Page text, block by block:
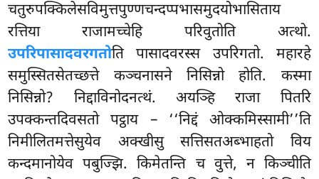
चतुरुपक्किलेसविमुत्तपुण्णचन्दप्पभासमुदयोभासिताय
रत्तिया राजामच्चेहि परिवुतोति अत्थो.
उपरिपासादवरगतोति पासादवरस्स उपरिगतो. महारहे
समुस्सितसेतच्छत्ते कञ्चनासने निसिन्नो होति. कस्मा
निसिन्नो? निद्दाविनोदनत्थं. अयञ्हि राजा पितरि
उपक्कन्तदिवसतो पट्ठाय – ‘‘निद्दं ओक्कमिस्सामी’’ति
निमीलितमत्तेसुयेव अक्खीसु सत्तिसतअब्भाहतो विय
कन्दमानोयेव पबुज्झि. किमेतन्ति च वुत्ते, न किञ्चीति